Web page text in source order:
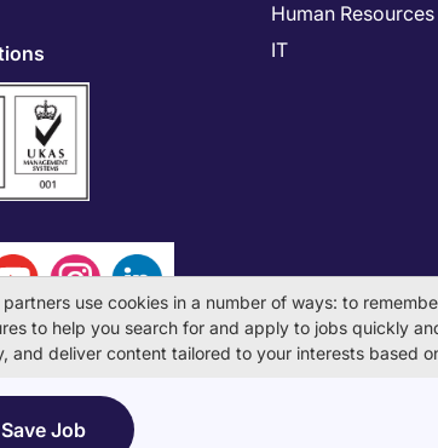
Save Job
Human Resources
IT
International (Japan) K.K. Corporation Number
13-ユ-040405 / 派 13-300434
partners use cookies in a number of ways: to
to help you search for and apply to jobs quickly
and deliver content tailored to your interests based